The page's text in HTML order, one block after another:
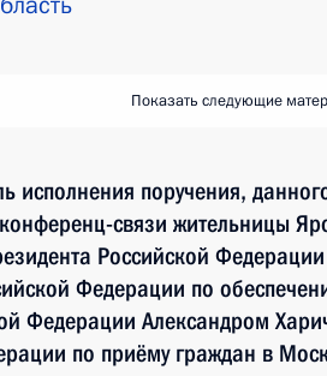
Показать следующие
исполнения поручения,
связи жительницы
Российской
Федерации по
Федерации Александром
по приёму граждан в